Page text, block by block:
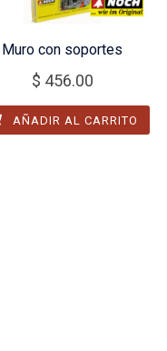
Muro con soportes
$ 456.00
AÑADIR AL CARRITO